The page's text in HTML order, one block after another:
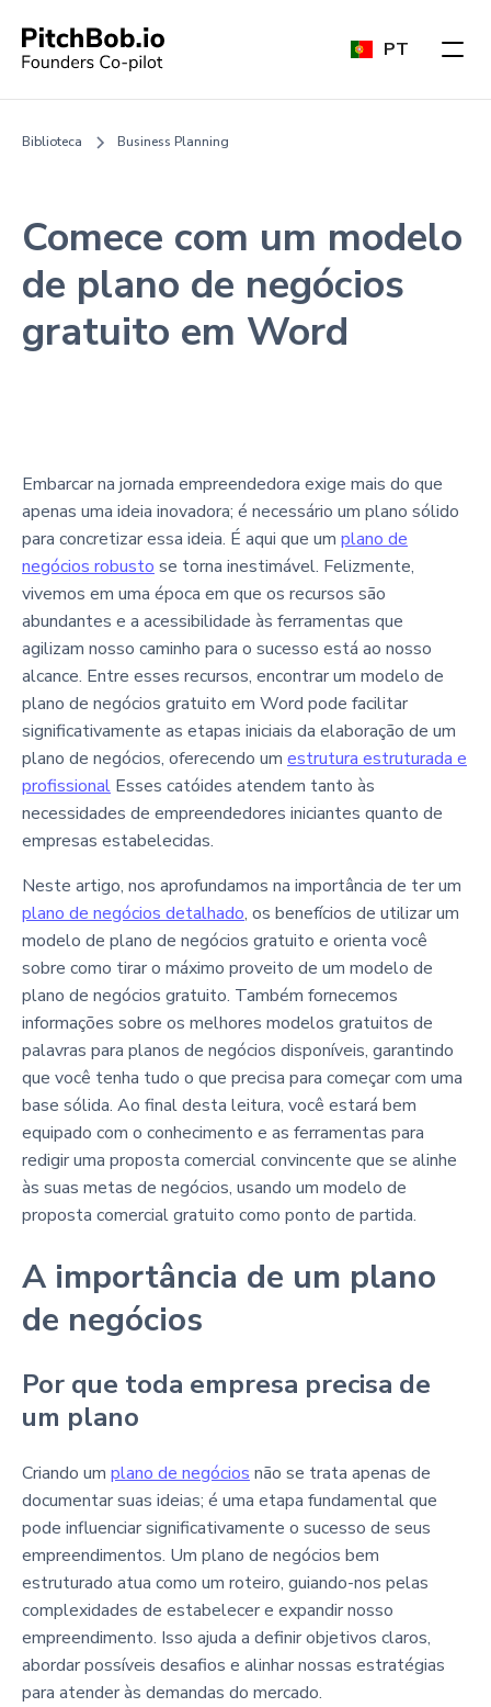
PT
Biblioteca Business Planning
Comece com um modelo
de plano de negócios
gratuito em Word
Embarcar na jornada empreendedora exige mais do que
apenas uma ideia inovadora; é necessário um plano sólido
para concretizar essa ideia. É aqui que um plano de
negócios robusto se torna inestimável. Felizmente,
vivemos em uma época em que os recursos são
abundantes e a acessibilidade às ferramentas que
agilizam nosso caminho para o sucesso está ao nosso
alcance. Entre esses recursos, encontrar um modelo de
plano de negócios gratuito em Word pode facilitar
significativamente as etapas iniciais da elaboração de um
plano de negócios, oferecendo um estrutura estruturada e
profissional Esses catóides atendem tanto às
necessidades de empreendedores iniciantes quanto de
empresas estabelecidas.
Neste artigo, nos aprofundamos na importância de ter um
plano de negócios detalhado, os benefícios de utilizar um
modelo de plano de negócios gratuito e orienta você
sobre como tirar o máximo proveito de um modelo de
plano de negócios gratuito. Também fornecemos
informações sobre os melhores modelos gratuitos de
palavras para planos de negócios disponíveis, garantindo
que você tenha tudo o que precisa para começar com uma
base sólida. Ao final desta leitura, você estará bem
equipado com o conhecimento e as ferramentas para
redigir uma proposta comercial convincente que se alinhe
às suas metas de negócios, usando um modelo de
proposta comercial gratuito como ponto de partida.
A importância de um plano
de negócios
Por que toda empresa precisa de
um plano
Criando um plano de negócios não se trata apenas de
documentar suas ideias; é uma etapa fundamental que
pode influenciar significativamente o sucesso de seus
empreendimentos. Um plano de negócios bem
estruturado atua como um roteiro, guiando-nos pelas
complexidades de estabelecer e expandir nosso
empreendimento. Isso ajuda a definir objetivos claros,
abordar possíveis desafios e alinhar nossas estratégias
para atender às demandas do mercado.